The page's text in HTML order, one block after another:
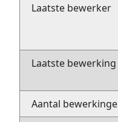
Laatste bewerker
Laatste bewerking
Aantal